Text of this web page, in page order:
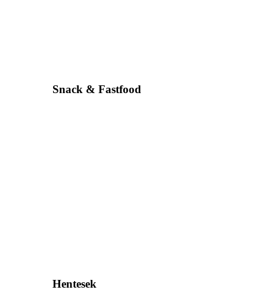
Snack & Fastfood
Hentesek